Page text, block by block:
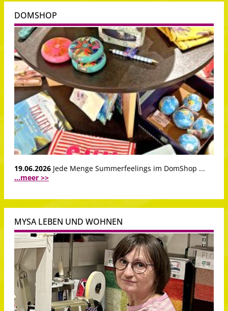
DOMSHOP
19.06.2026 Jede Menge Summerfeelings im DomShop ...
...meer >>
MYSA LEBEN UND WOHNEN